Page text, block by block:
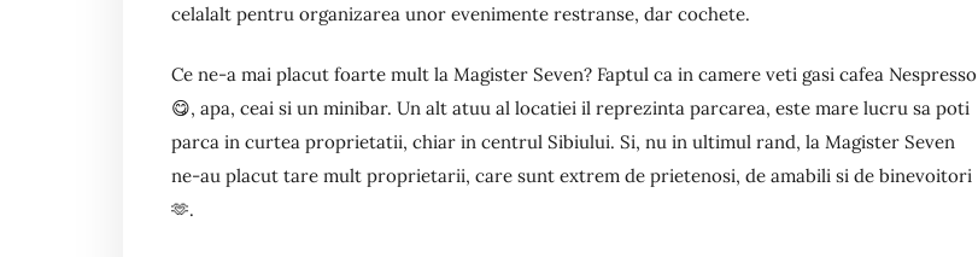
celalalt pentru organizarea unor evenimente restranse, dar cochete.
Ce ne-a mai placut foarte mult la Magister Seven? Faptul ca in camere veti gasi cafea Nespresso
😋, apa, ceai si un minibar. Un alt atuu al locatiei il reprezinta parcarea, este mare lucru sa poti
parca in curtea proprietatii, chiar in centrul Sibiului. Si, nu in ultimul rand, la Magister Seven
ne-au placut tare mult proprietarii, care sunt extrem de prietenosi, de amabili si de binevoitori
🫶.